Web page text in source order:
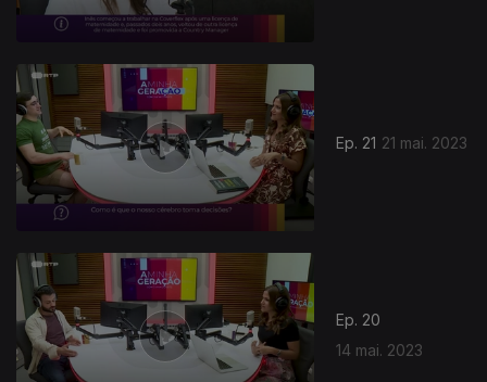
Ep. 21 21 mai. 2023
Ep. 20
14 mai. 2023